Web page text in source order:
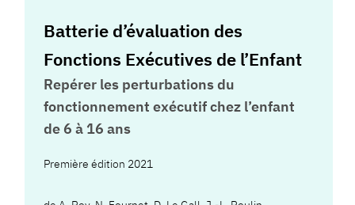
Batterie d’évaluation des
Fonctions Exécutives de l’Enfant
Repérer les perturbations du
fonctionnement exécutif chez l’enfant
de 6 à 16 ans
Première édition 2021